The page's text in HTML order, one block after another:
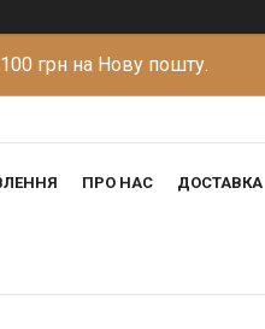
грн на Нову пошту.
ПРО НАС ДОСТАВКА